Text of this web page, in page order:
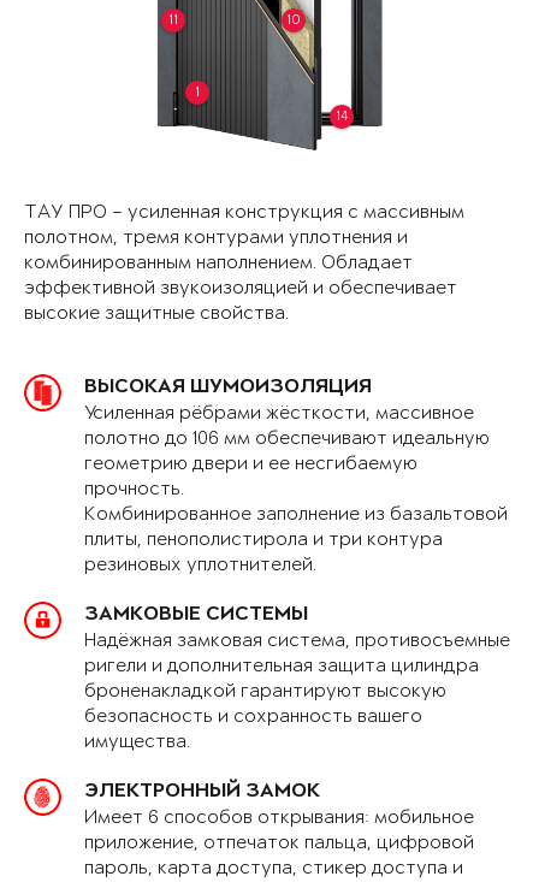
1
10
11
14
ТАУ ПРО – усиленная конструкция с массивным
полотном, тремя контурами уплотнения и
комбинированным наполнением. Обладает
эффективной звукоизоляцией и обеспечивает
высокие защитные свойства.
ВЫСОКАЯ ШУМОИЗОЛЯЦИЯ
Усиленная рёбрами жёсткости, массивное
полотно до 106 мм обеспечивают идеальную
геометрию двери и ее несгибаемую
прочность.
Комбинированное заполнение из базальтовой
плиты, пенополистирола и три контура
резиновых уплотнителей.
ЗАМКОВЫЕ СИСТЕМЫ
Надёжная замковая система, противосъемные
ригели и дополнительная защита цилиндра
броненакладкой гарантируют высокую
безопасность и сохранность вашего
имущества.
ЭЛЕКТРОННЫЙ ЗАМОК
Имеет 6 способов открывания: мобильное
приложение, отпечаток пальца, цифровой
пароль, карта доступа, стикер доступа и